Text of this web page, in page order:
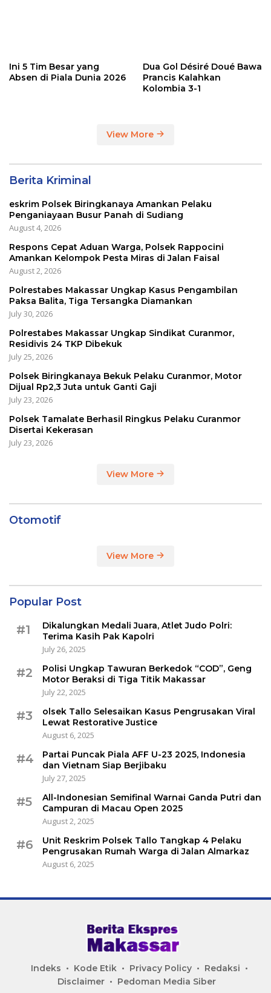
Ini 5 Tim Besar yang
Absen di Piala Dunia 2026
Dua Gol Désiré Doué Bawa
Prancis Kalahkan
Kolombia 3-1
View More
Berita Kriminal
eskrim Polsek Biringkanaya Amankan Pelaku
Penganiayaan Busur Panah di Sudiang
August 4, 2026
Respons Cepat Aduan Warga, Polsek Rappocini
Amankan Kelompok Pesta Miras di Jalan Faisal
August 2, 2026
Polrestabes Makassar Ungkap Kasus Pengambilan
Paksa Balita, Tiga Tersangka Diamankan
July 30, 2026
Polrestabes Makassar Ungkap Sindikat Curanmor,
Residivis 24 TKP Dibekuk
July 25, 2026
Polsek Biringkanaya Bekuk Pelaku Curanmor, Motor
Dijual Rp2,3 Juta untuk Ganti Gaji
July 23, 2026
Polsek Tamalate Berhasil Ringkus Pelaku Curanmor
Disertai Kekerasan
July 23, 2026
View More
Otomotif
View More
Popular Post
#1
Dikalungkan Medali Juara, Atlet Judo Polri:
Terima Kasih Pak Kapolri
July 26, 2025
#2
Polisi Ungkap Tawuran Berkedok “COD”, Geng
Motor Beraksi di Tiga Titik Makassar
July 22, 2025
#3
olsek Tallo Selesaikan Kasus Pengrusakan Viral
Lewat Restorative Justice
August 6, 2025
#4
Partai Puncak Piala AFF U-23 2025, Indonesia
dan Vietnam Siap Berjibaku
July 27, 2025
#5
All-Indonesian Semifinal Warnai Ganda Putri dan
Campuran di Macau Open 2025
August 2, 2025
#6
Unit Reskrim Polsek Tallo Tangkap 4 Pelaku
Pengrusakan Rumah Warga di Jalan Almarkaz
August 6, 2025
Indeks Kode Etik Privacy Policy
Redaksi
Disclaimer
Pedoman Media Siber